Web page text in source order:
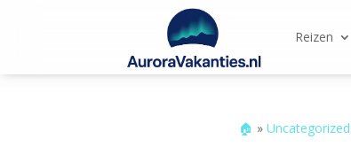
Reizen
🏠︎ » Uncategorized